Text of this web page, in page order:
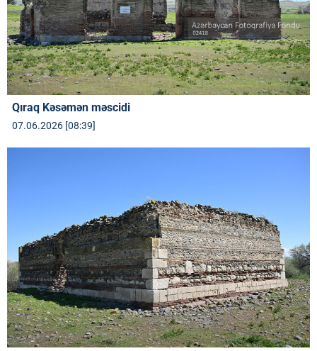
Qıraq Kəsəmən məscidi
07.06.2026 [08:39]